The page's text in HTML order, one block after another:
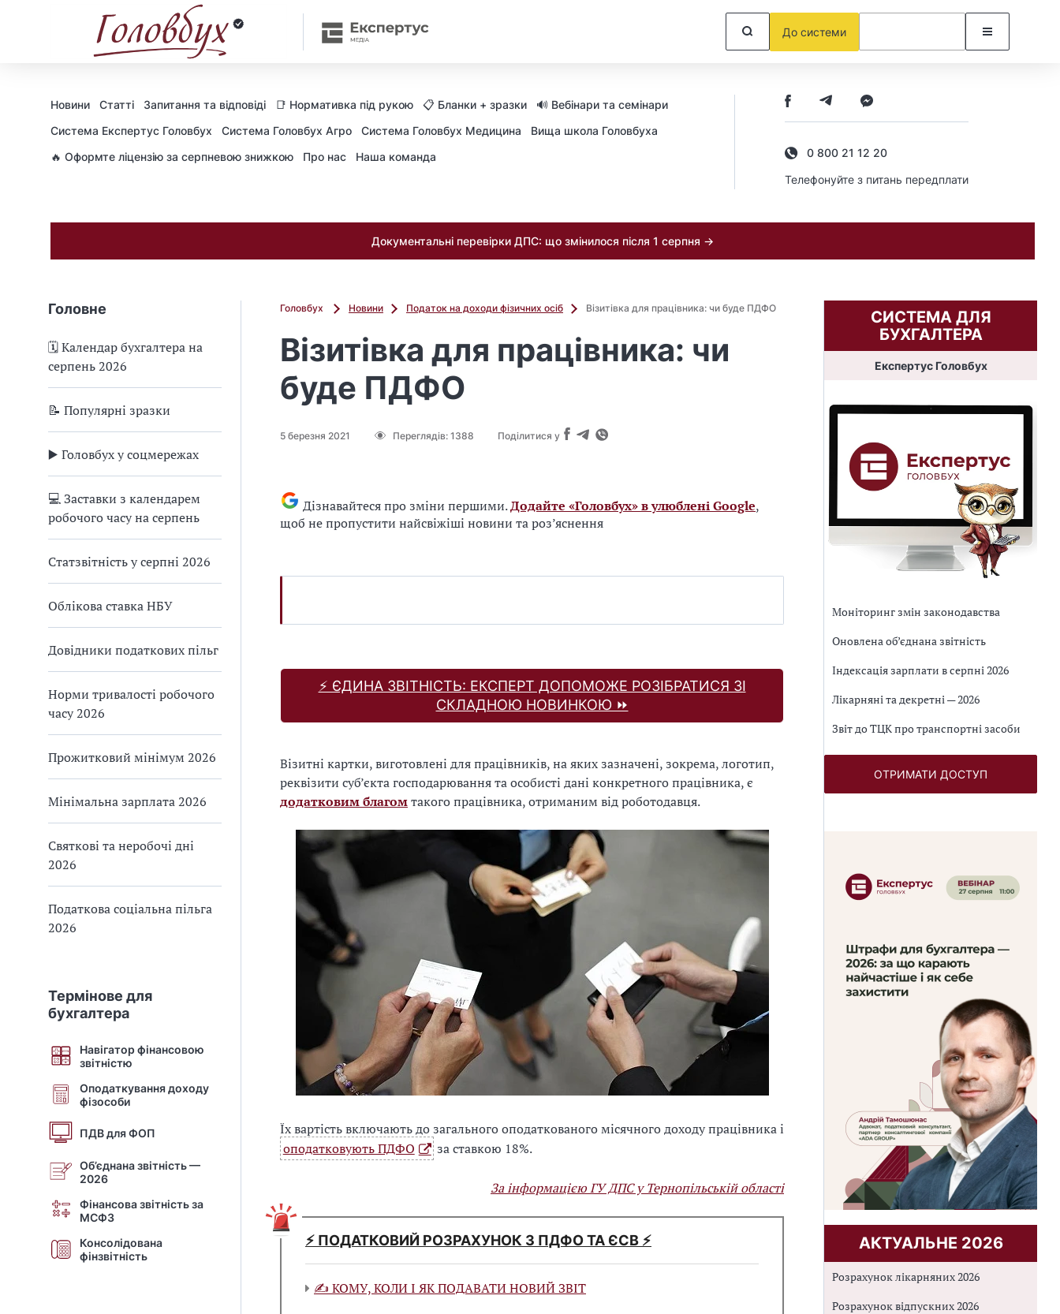
До системи
Новини Статті Запитання та відповіді 📑 Нормативка під рукою 📋 Бланки + зразки
🔊 Вебінари та семінари
Cистема Експертус Головбух
Система Головбух Агро Система Головбух Медицина
Вища школа Головбуха
🔥 Оформте ліцензію за серпневою знижкою
Про нас Наша команда
0 800 21 12 20
Телефонуйте з питань передплати
Документальні перевірки ДПС: що змінилося після 1 серпня →
Головне
🗓️ Календар бухгалтера на
серпень 2026
📝 Популярні зразки
▶️ Головбух у соцмережах
💻 Заставки з календарем
робочого часу на серпень
Статзвітність у серпні 2026
Облікова ставка НБУ
Довідники податкових пільг
Норми тривалості робочого
часу 2026
Прожитковий мінімум 2026
Мінімальна зарплата 2026
Святкові та неробочі дні
2026
Податкова соціальна пільга
2026
Термінове для
бухгалтера
Навігатор фінансовою
звітністю
Оподаткування доходу
фізособи
ПДВ для ФОП
Об’єднана звітність —
2026
Фінансова звітність за
МСФЗ
Консолідована
фінзвітність
Головбух Новини Податок на доходи фізичних осіб Візитівка для працівника: чи буде ПДФО
Візитівка для працівника: чи
буде ПДФО
5 березня 2021 Переглядів: 1388 Поділитися у
Дізнавайтеся про зміни першими.Додайте «Головбух» в улюблені Google,
щоб не пропустити найсвіжіші новини та роз’яснення
⚡️ ЄДИНА ЗВІТНІСТЬ: ЕКСПЕРТ ДОПОМОЖЕ РОЗІБРАТИСЯ ЗІ
СКЛАДНОЮ НОВИНКОЮ ⏩
Візитні картки, виготовлені для працівників, на яких зазначені, зокрема, логотип,
реквізити суб’єкта господарювання та особисті дані конкретного працівника, є
додатковим благомтакого працівника, отриманим від роботодавця.
Їх вартість включають до загального оподаткованого місячного доходу працівника і
оподатковують ПДФО
за ставкою 18%.
За інформацією ГУ ДПС у Тернопільській області
⚡️ ПОДАТКОВИЙ РОЗРАХУНОК З ПДФО ТА ЄСВ ⚡️
✍ КОМУ, КОЛИ І ЯК ПОДАВАТИ НОВИЙ ЗВІТ
СИСТЕМА ДЛЯ
БУХГАЛТЕРА
Експертус Головбух
Моніторинг змін законодавства
Оновлена об’єднана звітність
Індексація зарплати в серпні 2026
Лікарняні та декретні — 2026
Звіт до ТЦК про транспортні засоби
ОТРИМАТИ ДОСТУП
АКТУАЛЬНЕ 2026
Розрахунок лікарняних 2026
Розрахунок відпускних 2026